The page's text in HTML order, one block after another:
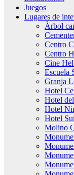
Juegos
Lugares de
Àrbol
Centro
Centro
Cine
Escuela
Granja
Hotel
Hotel
Hotel
Hotel
Molino